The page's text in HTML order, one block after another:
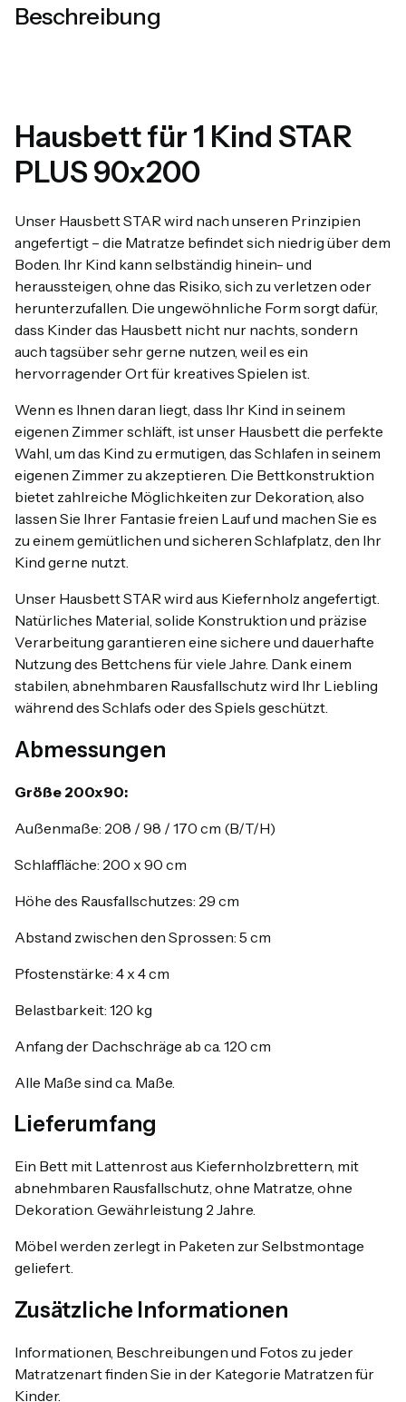
Beschreibung
Hausbett für 1 Kind STAR
PLUS 90x200
Unser Hausbett STAR wird nach unseren Prinzipien
angefertigt – die Matratze befindet sich niedrig über dem
Boden. Ihr Kind kann selbständig hinein- und
heraussteigen, ohne das Risiko, sich zu verletzen oder
herunterzufallen. Die ungewöhnliche Form sorgt dafür,
dass Kinder das Hausbett nicht nur nachts, sondern
auch tagsüber sehr gerne nutzen, weil es ein
hervorragender Ort für kreatives Spielen ist.
Wenn es Ihnen daran liegt, dass Ihr Kind in seinem
eigenen Zimmer schläft, ist unser Hausbett die perfekte
Wahl, um das Kind zu ermutigen, das Schlafen in seinem
eigenen Zimmer zu akzeptieren. Die Bettkonstruktion
bietet zahlreiche Möglichkeiten zur Dekoration, also
lassen Sie Ihrer Fantasie freien Lauf und machen Sie es
zu einem gemütlichen und sicheren Schlafplatz, den Ihr
Kind gerne nutzt.
Unser Hausbett STAR wird aus Kiefernholz angefertigt.
Natürliches Material, solide Konstruktion und präzise
Verarbeitung garantieren eine sichere und dauerhafte
Nutzung des Bettchens für viele Jahre. Dank einem
stabilen, abnehmbaren Rausfallschutz wird Ihr Liebling
während des Schlafs oder des Spiels geschützt.
Abmessungen
Größe 200x90:
Außenmaße: 208 / 98 / 170 cm (B/T/H)
Schlaffläche: 200 x 90 cm
Höhe des Rausfallschutzes: 29 cm
Abstand zwischen den Sprossen: 5 cm
Pfostenstärke: 4 x 4 cm
Belastbarkeit: 120 kg
Anfang der Dachschräge ab ca. 120 cm
Alle Maße sind ca. Maße.
Lieferumfang
Ein Bett mit Lattenrost aus Kiefernholzbrettern, mit
abnehmbaren Rausfallschutz, ohne Matratze, ohne
Dekoration. Gewährleistung 2 Jahre.
Möbel werden zerlegt in Paketen zur Selbstmontage
geliefert.
Zusätzliche Informationen
Informationen, Beschreibungen und Fotos zu jeder
Matratzenart finden Sie in der Kategorie Matratzen für
Kinder.